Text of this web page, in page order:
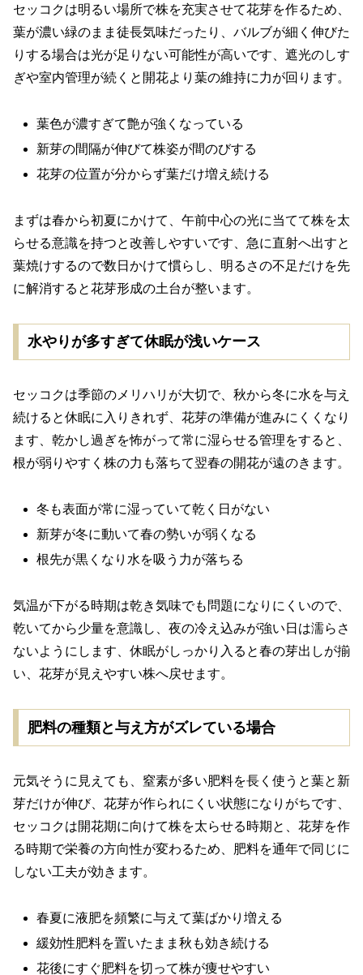
セッコクは明るい場所で株を充実させて花芽を作るため、
葉が濃い緑のまま徒長気味だったり、バルブが細く伸びた
りする場合は光が足りない可能性が高いです、遮光のしす
ぎや室内管理が続くと開花より葉の維持に力が回ります。
葉色が濃すぎて艶が強くなっている
新芽の間隔が伸びて株姿が間のびする
花芽の位置が分からず葉だけ増え続ける
まずは春から初夏にかけて、午前中心の光に当てて株を太
らせる意識を持つと改善しやすいです、急に直射へ出すと
葉焼けするので数日かけて慣らし、明るさの不足だけを先
に解消すると花芽形成の土台が整います。
水やりが多すぎて休眠が浅いケース
セッコクは季節のメリハリが大切で、秋から冬に水を与え
続けると休眠に入りきれず、花芽の準備が進みにくくなり
ます、乾かし過ぎを怖がって常に湿らせる管理をすると、
根が弱りやすく株の力も落ちて翌春の開花が遠のきます。
冬も表面が常に湿っていて乾く日がない
新芽が冬に動いて春の勢いが弱くなる
根先が黒くなり水を吸う力が落ちる
気温が下がる時期は乾き気味でも問題になりにくいので、
乾いてから少量を意識し、夜の冷え込みが強い日は濡らさ
ないようにします、休眠がしっかり入ると春の芽出しが揃
い、花芽が見えやすい株へ戻せます。
肥料の種類と与え方がズレている場合
元気そうに見えても、窒素が多い肥料を長く使うと葉と新
芽だけが伸び、花芽が作られにくい状態になりがちです、
セッコクは開花期に向けて株を太らせる時期と、花芽を作
る時期で栄養の方向性が変わるため、肥料を通年で同じに
しない工夫が効きます。
春夏に液肥を頻繁に与えて葉ばかり増える
緩効性肥料を置いたまま秋も効き続ける
花後にすぐ肥料を切って株が痩せやすい